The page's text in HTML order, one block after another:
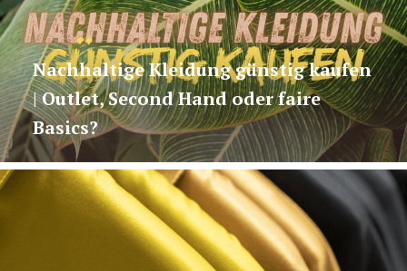
Nachhaltige Kleidung günstig kaufen
| Outlet, Second Hand oder faire
Basics?